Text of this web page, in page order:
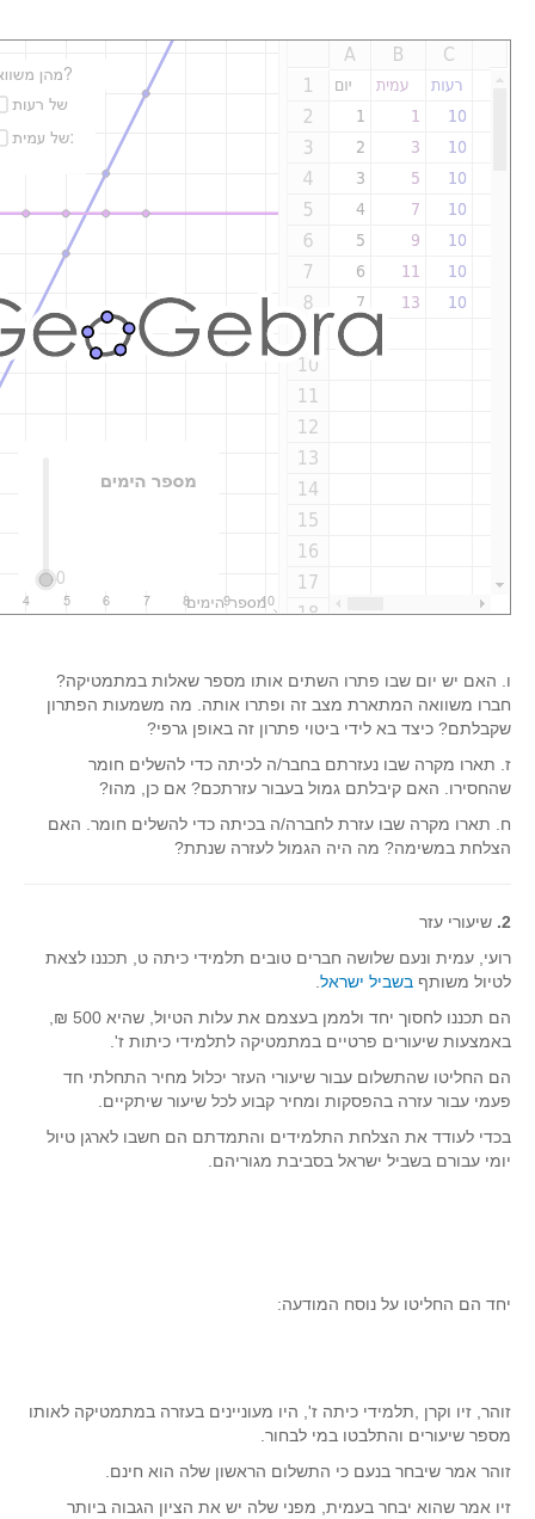
המלצות השבוע
מתנות קטנות
גאומטריה
שטחים פיצוחים
מצולעים
מרובעים
משולשים
שעשועי מתמטיקה
כתב עת על"ה - עלון למורי המתמטיקה
תחרויות
בואו נשחק מתמטיקה תש"ף
בואו נשחק מתמטיקה תשע"ט
בואו נשחק מתמטיקה תשע"ה
תרבומטיקה
סרטים וקולנוע
הומור ומתמטיקה
פוסטרים
ו. האם יש יום שבו פתרו השתים אותו מספר שאלות במתמטיקה?
חברו משוואה המתארת מצב זה ופתרו אותה. מה משמעות הפתרון
שקבלתם? כיצד בא לידי ביטוי פתרון זה באופן גרפי?
ז. תארו מקרה שבו נעזרתם בחבר/ה לכיתה כדי להשלים חומר
שהחסירו. האם קיבלתם גמול בעבור עזרתכם? אם כן, מהו?
ח. תארו מקרה שבו עזרת לחברה/ה בכיתה כדי להשלים חומר. האם
הצלחת במשימה? מה היה הגמול לעזרה שנתת?
2. שיעורי עזר
רועי, עמית ונעם שלושה חברים טובים תלמידי כיתה ט, תכננו לצאת
לטיול משותף בשביל ישראל
הם תכננו לחסוך יחד ולממן בעצמם את עלות הטיול, שהיא 500 ₪,
באמצעות שיעורים פרטיים במתמטיקה לתלמידי כיתות ז'.
הם החליטו שהתשלום עבור שיעורי העזר יכלול מחיר התחלתי חד
פעמי עבור עזרה בהפסקות ומחיר קבוע לכל שיעור שיתקיים.
בכדי לעודד את הצלחת התלמידים והתמדתם הם חשבו לארגן טיול
יומי עבורם בשביל ישראל בסביבת מגוריהם.
יחד הם החליטו על נוסח המודעה:
זוהר, זיו וקרן ,תלמידי כיתה ז', היו מעוניינים בעזרה במתמטיקה לאותו
מספר שיעורים והתלבטו במי לבחור.
זוהר אמר שיבחר בנעם כי התשלום הראשון שלה הוא חינם.
זיו אמר שהוא יבחר בעמית, מפני שלה יש את הציון הגבוה ביותר